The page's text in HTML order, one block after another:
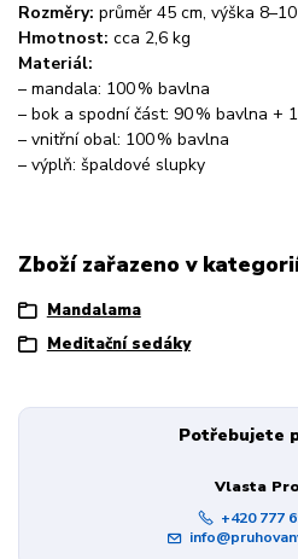
Rozměry: průměr 45 cm, výška
Hmotnost: cca 2,6 kg
Materiál:
– mandala: 100 % bavlna
– bok a spodní část: 90 % bavlna +
– vnitřní obal: 100 % bavlna
– výplň: špaldové slupky
Zboží zařazeno v
Mandalama
Meditační sedáky
Potřebujete
Vlasta
+420 777